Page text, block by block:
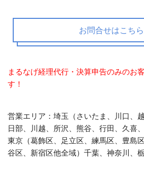
お問合せはこちら
まるなげ経理代行・決算申告のみのお
す！
営業エリア：埼玉（さいたま、川口、
日部、川越、所沢、熊谷、行田、久喜
東京（葛飾区、足立区、練馬区、豊島
谷区、新宿区他全域）千葉、神奈川、